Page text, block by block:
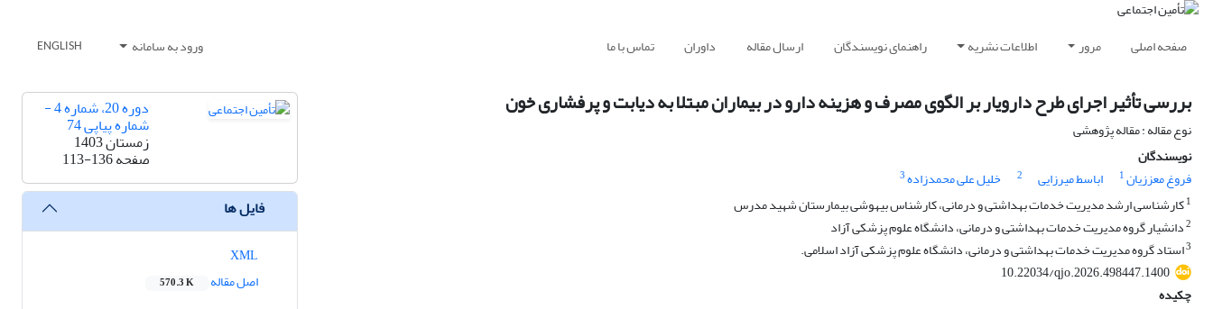
صفحه اصلی مرور اطلاعات نشریه راهنمای نویسندگان ارسال مقاله داوران تماس با ما ورود به سامانه ENGLISH
بررسی تأثیر اجرای طرح دارویار بر الگوی مصرف و هزینه دارو در بیماران مبتلا به دیابت و پرفشاری خون
نوع مقاله : مقاله پژوهشی
نویسندگان
فروغ معززیان1 اباسط میرزایی 2 خلیل علی محمدزاده3
1کارشناسی ارشد مدیریت خدمات بهداشتی و درمانی، کارشناس بیهوشی بیمارستان شهید مدرس
2دانشیار گروه مدیریت خدمات بهداشتی و درمانی، دانشگاه علوم پزشکی آزاد
3استاد گروه مدیریت خدمات بهداشتی و درمانی، دانشگاه علوم پزشکی آزاد اسلامی.
10.22034/qjo.2026.498447.1400
چکیده
دوره 20، شماره 4 -
شماره پیاپی 74
زمستان 1403
صفحه113-136
فایل ها
اصل مقاله
570.3 K